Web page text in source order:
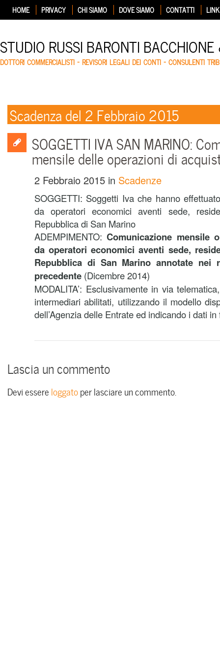
HOME PRIVACY CHI SIAMO DOVE SIAMO CONTATTI LINK
STUDIO RUSSI BARONTI
DOTTORI COMMERCIALISTI – REVISORI LEGALI DEI CONTI – CONSULENTI
Scadenza del 2 Febbraio 2015
SOGGETTI IVA SAN MARINO:
mensile delle operazioni di
2 Febbraio 2015 in Scadenze
SOGGETTI: Soggetti Iva che hanno
da operatori economici aventi sede,
Repubblica di San Marino
ADEMPIMENTO:Comunicazione mensile
da operatori economici aventi sede,
Repubblica di San Marino annotate nei
precedente (Dicembre 2014)
MODALITA’: Esclusivamente in via
intermediari abilitati, utilizzando il modello
dell’Agenzia delle Entrate ed indicando i dati
Lascia un commento
Devi essere loggatoper lasciare un commento.